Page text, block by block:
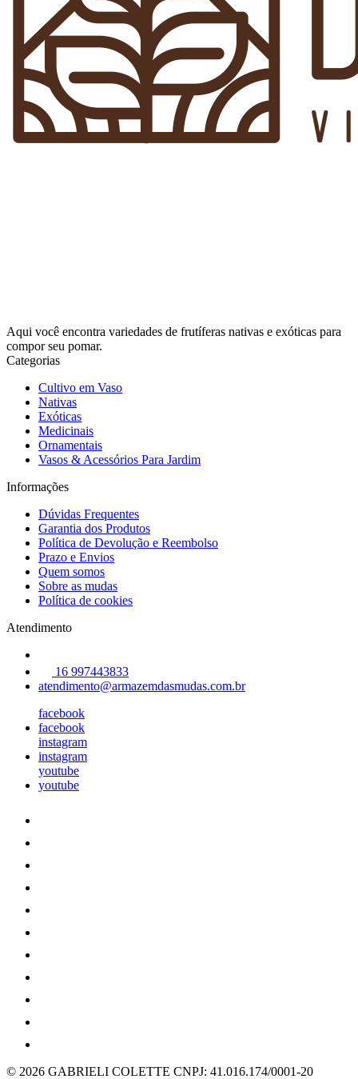
Aqui você encontra variedades de frutíferas nativas e exóticas para
compor seu pomar.
Categorias
Cultivo em Vaso
Nativas
Exóticas
Medicinais
Ornamentais
Vasos & Acessórios Para Jardim
Informações
Dúvidas Frequentes
Garantia dos Produtos
Política de Devolução e Reembolso
Prazo e Envios
Quem somos
Sobre as mudas
Política de cookies
Atendimento
16 997443833
atendimento@armazemdasmudas.com.br
facebook
facebook
instagram
instagram
youtube
youtube
© 2026 GABRIELI COLETTE CNPJ: 41.016.174/0001-20